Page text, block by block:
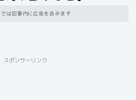
は記事内に広告を含みます
スポンサーリンク